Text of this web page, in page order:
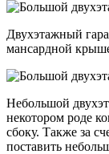
Двухэтажный
мансардной
Небольшой
некотором роде
сбоку. Также за
поставить